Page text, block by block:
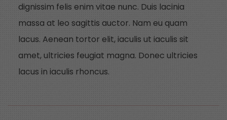
dignissim felis enim vitae nunc. Duis lacinia
massa at leo sagittis auctor. Nam eu quam
lacus. Aenean tortor elit, iaculis ut iaculis sit
amet, ultricies feugiat magna. Donec ultricies
lacus in iaculis rhoncus.